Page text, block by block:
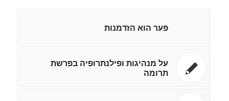
פער הוא הזדמנות
על מנהיגות ופילנתרופיה בפרשת
תרומה